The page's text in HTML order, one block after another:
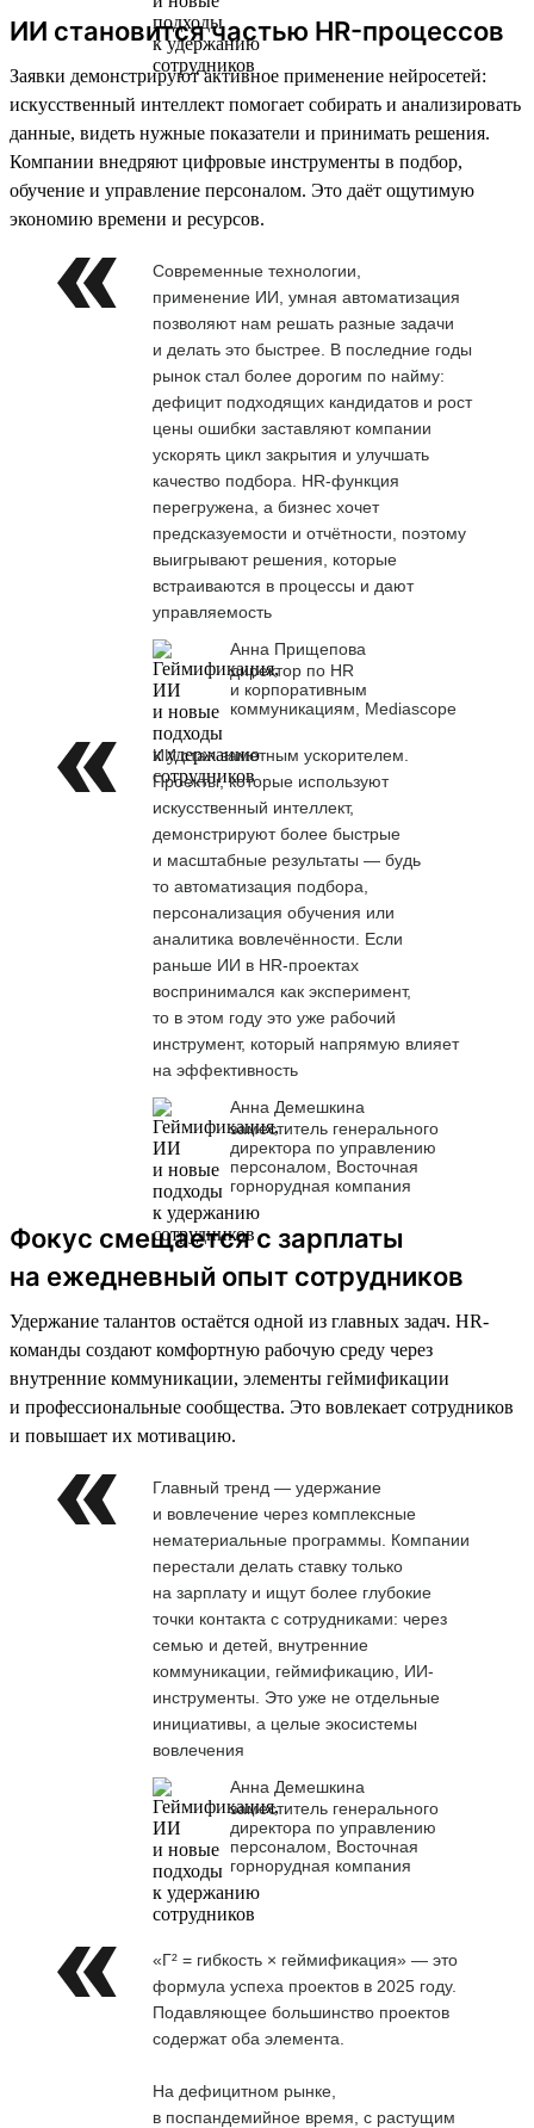
ИИ становится частью HR-процессов
Заявки демонстрируют активное применение нейросетей:
искусственный интеллект помогает собирать и анализировать
данные, видеть нужные показатели и принимать решения.
Компании внедряют цифровые инструменты в подбор,
обучение и управление персоналом. Это даёт ощутимую
экономию времени и ресурсов.
Современные технологии,
применение ИИ, умная автоматизация
позволяют нам решать разные задачи
и делать это быстрее. В последние годы
рынок стал более дорогим по найму:
дефицит подходящих кандидатов и рост
цены ошибки заставляют компании
ускорять цикл закрытия и улучшать
качество подбора. HR-функция
перегружена, а бизнес хочет
предсказуемости и отчётности, поэтому
выигрывают решения, которые
встраиваются в процессы и дают
управляемость
Анна Прищепова
директор по HR
и корпоративным
коммуникациям, Mediascope
ИИ стал заметным ускорителем.
Проекты, которые используют
искусственный интеллект,
демонстрируют более быстрые
и масштабные результаты — будь
то автоматизация подбора,
персонализация обучения или
аналитика вовлечённости. Если
раньше ИИ в HR-проектах
воспринимался как эксперимент,
то в этом году это уже рабочий
инструмент, который напрямую влияет
на эффективность
Анна Демешкина
заместитель генерального
директора по управлению
персоналом, Восточная
горнорудная компания
Фокус смещается с зарплаты
на ежедневный опыт сотрудников
Удержание талантов остаётся одной из главных задач. HR-
команды создают комфортную рабочую среду через
внутренние коммуникации, элементы геймификации
и профессиональные сообщества. Это вовлекает сотрудников
и повышает их мотивацию.
Главный тренд — удержание
и вовлечение через комплексные
нематериальные программы. Компании
перестали делать ставку только
на зарплату и ищут более глубокие
точки контакта с сотрудниками: через
семью и детей, внутренние
коммуникации, геймификацию, ИИ-
инструменты. Это уже не отдельные
инициативы, а целые экосистемы
вовлечения
Анна Демешкина
заместитель генерального
директора по управлению
персоналом, Восточная
горнорудная компания
«Г² = гибкость × геймификация» — это
формула успеха проектов в 2025 году.
Подавляющее большинство проектов
содержат оба элемента.
На дефицитном рынке,
в поспандемийное время, с растущим